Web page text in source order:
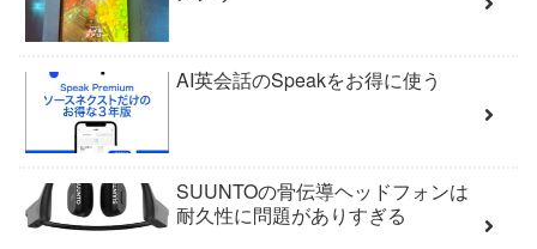
AI英会話のSpeakをお得に使う
SUUNTOの骨伝導ヘッドフォンは
耐久性に問題がありすぎる